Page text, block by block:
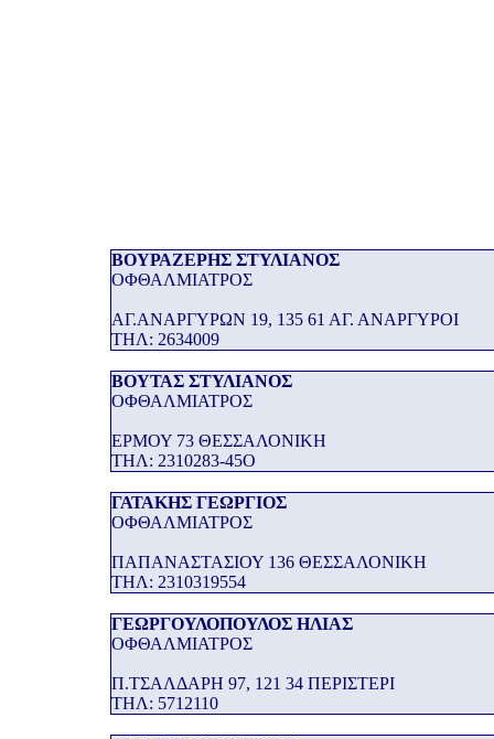
ΒΟΥΡΑΖΕΡΗΣ ΣΤΥΛΙΑΝΟΣ
ΟΦΘΑΛΜΙΑΤΡΟΣ
ΑΓ.ΑΝΑΡΓΥΡΩΝ 19, 135 61 ΑΓ. ΑΝΑΡΓΥΡΟΙ
THΛ: 2634009
ΒΟΥΤΑΣ ΣΤΥΛΙΑΝΟΣ
ΟΦΘΑΛΜΙΑΤΡΟΣ
ΕΡΜΟΥ 73 ΘΕΣΣΑΛΟΝΙΚΗ
THΛ: 2310283-45Ο
ΓΑΤΑΚΗΣ ΓΕΩΡΓΙΟΣ
ΟΦΘΑΛΜΙΑΤΡΟΣ
ΠΑΠΑΝΑΣΤΑΣΙΟΥ 136 ΘΕΣΣΑΛΟΝΙΚΗ
THΛ: 2310319554
ΓΕΩΡΓΟΥΛΟΠΟΥΛΟΣ ΗΛΙΑΣ
ΟΦΘΑΛΜΙΑΤΡΟΣ
Π.ΤΣΑΛΔΑΡΗ 97, 121 34 ΠΕΡΙΣΤΕΡΙ
THΛ: 5712110